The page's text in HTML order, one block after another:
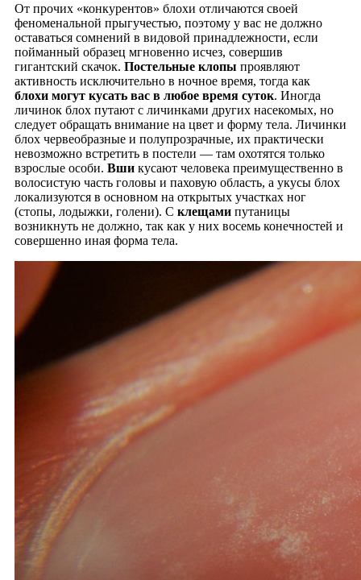
От прочих «конкурентов» блохи отличаются своей
феноменальной прыгучестью, поэтому у вас не должно
оставаться сомнений в видовой принадлежности, если
пойманный образец мгновенно исчез, совершив
гигантский скачок. Постельные клопы проявляют
активность исключительно в ночное время, тогда как
блохи могут кусать вас в любое время суток. Иногда
личинок блох путают с личинками других насекомых, но
следует обращать внимание на цвет и форму тела. Личинки
блох червеобразные и полупрозрачные, их практически
невозможно встретить в постели — там охотятся только
взрослые особи. Вши кусают человека преимущественно в
волосистую часть головы и паховую область, а укусы блох
локализуются в основном на открытых участках ног
(стопы, лодыжки, голени). С клещами путаницы
возникнуть не должно, так как у них восемь конечностей и
совершенно иная форма тела.